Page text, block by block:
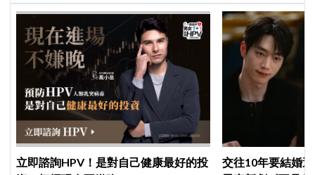
立即諮詢HPV！是對自己健康最好的投
交往10年要結婚